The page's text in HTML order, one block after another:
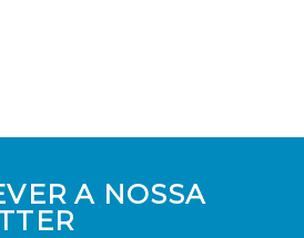
A NOSSA